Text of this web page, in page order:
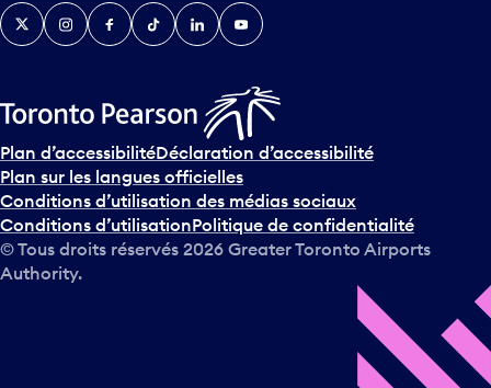
TwitterInstagramFacebook
TikTokLinkedInYouTube
Plan d’accessibilitéDéclaration d’accessibilité
Plan sur les langues officielles
Conditions d’utilisation des médias sociaux
Conditions d’utilisationPolitique de confidentialité
© Tous droits réservés 2026 Greater Toronto Airports
Authority.